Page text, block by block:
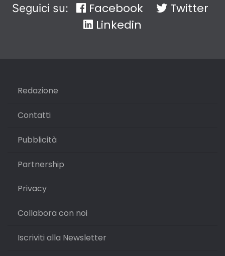
Seguici su: Facebook
Twitter
Linkedin
Redazione
Contatti
Pubblicità
Partnership
Privacy
Collabora con noi
Iscriviti alla Newsletter